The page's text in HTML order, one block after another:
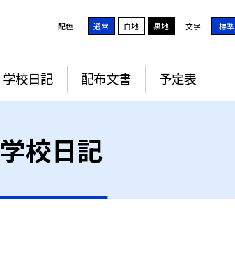
配色 通常 白地 黒地 文字 標準
学校日記 配布文書 予定表
学校日記